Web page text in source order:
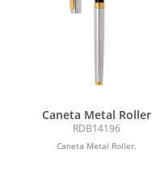
Caneta Metal Roller
RDB14196
Caneta Metal Roller.